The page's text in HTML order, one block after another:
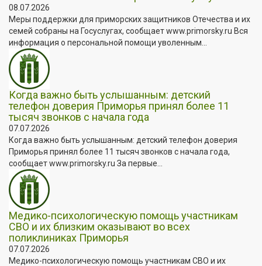
08.07.2026
Меры поддержки для приморских защитников Отечества и их
семей собраны на Госуслугах, сообщает www.primorsky.ru Вся
информация о персональной помощи уволенным...
Когда важно быть услышанным: детский
телефон доверия Приморья принял более 11
тысяч звонков с начала года
07.07.2026
Когда важно быть услышанным: детский телефон доверия
Приморья принял более 11 тысяч звонков с начала года,
сообщает www.primorsky.ru За первые...
Медико-психологическую помощь участникам
СВО и их близким оказывают во всех
поликлиниках Приморья
07.07.2026
Медико-психологическую помощь участникам СВО и их